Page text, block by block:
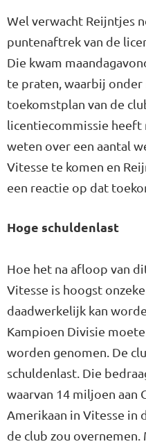
Wel verwacht Reijntjes
puntenaftrek van de
Die kwam
te praten, waarbij
toekomstplan van de
licentiecommissie heeft
weten over een aantal
Vitesse te komen en
een reactie op dat
Hoge schuldenlast
Hoe het na afloop van
Vitesse is hoogst
daadwerkelijk kan
Kampioen Divisie
worden genomen. De
schuldenlast. Die
waarvan 14 miljoen aan
Amerikaan in Vitesse in
de club zou overnemen.